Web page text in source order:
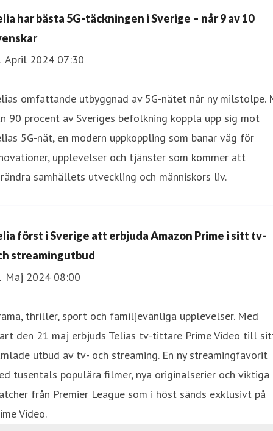
har bästa 5G-täckningen i Sverige – når 9 av 10
April 2024 07:30
omfattande utbyggnad av 5G-nätet når ny milstolpe.
90 procent av Sveriges befolkning koppla upp sig mot
5G-nät, en modern uppkoppling som banar väg för
upplevelser och tjänster som kommer att
samhällets utveckling och människors liv.
först i Sverige att erbjuda Amazon Prime i sitt tv-
streamingutbud
Maj 2024 08:00
thriller, sport och familjevänliga upplevelser. Med
den 21 maj erbjuds Telias tv-tittare Prime Video till
utbud av tv- och streaming. En ny streamingfavorit
tusentals populära filmer, nya originalserier och viktiga
från Premier League som i höst sänds exklusivt på
Video.